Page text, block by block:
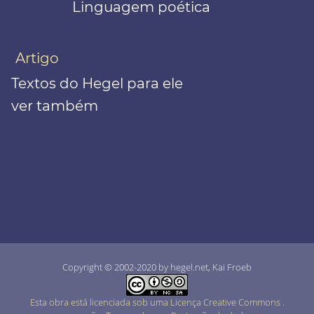
Linguagem poética
Artigo
Textos do Hegel para ele
ver também
Copyright © 2002-2020 by hegel.net, Kai Froeb
Esta obra está licenciada sob uma Licença Creative Commons .